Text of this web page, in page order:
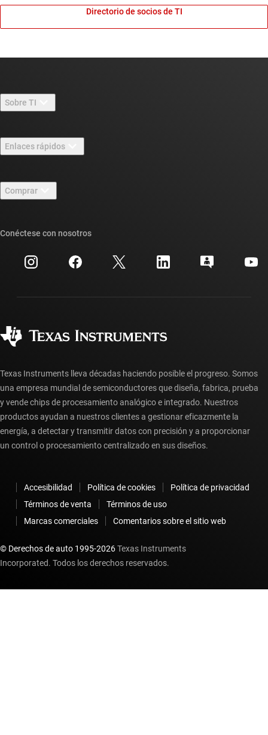
Directorio de socios de TI
Sobre TI
Carreras laborales
Sala de redacción
Eventos
Relaciones con los inversionistas
Enlaces rápidos
Foros de soporte de diseño de TI E2E™
Búsqueda de referencias cruzadas
Centro de atención al cliente
Preguntas frecuentes sobre la cuenta myTI
Comprar
Preguntas frecuentes sobre pedidos
Conéctese con nosotros
Texas Instruments lleva décadas haciendo posible el progreso. Somos
una empresa mundial de semiconductores que diseña, fabrica, prueba
y vende chips de procesamiento analógico e integrado. Nuestros
productos ayudan a nuestros clientes a gestionar eficazmente la
energía, a detectar y transmitir datos con precisión y a proporcionar
un control o procesamiento centralizado en sus diseños.
Accesibilidad Política de cookies
Política de privacidad
Términos de venta
Términos de uso
Marcas comerciales
Comentarios sobre el sitio web
© Derechos de auto 1995-2026Texas Instruments
Incorporated. Todos los derechos reservados.